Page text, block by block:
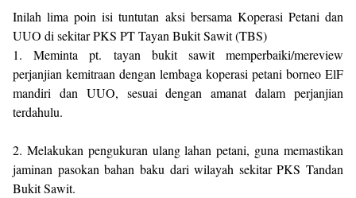
Inilah lima poin isi tuntutan aksi bersama Koperasi Petani dan
UUO di sekitar PKS PT Tayan Bukit Sawit (TBS)
1. Meminta pt. tayan bukit sawit memperbaiki/mereview
perjanjian kemitraan dengan lembaga koperasi petani borneo ElF
mandiri dan UUO, sesuai dengan amanat dalam perjanjian
terdahulu.
2. Melakukan pengukuran ulang lahan petani, guna memastikan
jaminan pasokan bahan baku dari wilayah sekitar PKS Tandan
Bukit Sawit.